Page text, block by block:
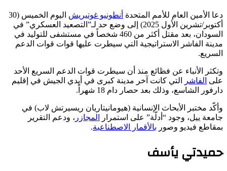
دعا الأمين العام للأمم المتحدة أنطونيو غوتيريش
اليوم الخميس (30
أكتوبر/تشرين الأول 2025) إلى وضع حد لـ”التصعيد العسكري” في
السودان، بعد مقتل أكثر من 460 شخصاً في مستشفى للتوليد في
مدينة الفاشر الاستراتيجية التي سيطرت عليها قوات قوات الدعم
السريع.
وتكثر الأنباء عن فظائع منذ أن سيطرت قوات الدعم السريع الأحد
على الفاشر
التي كانت آخر مدينة كبرى في أيدي الجيش في إقليم
دارفور الشاسع، وذلك بعد حصار دام 18 شهراً.
وأكّد مختبر الأبحاث الإنسانية (هيومانيتاريان ريسيرتش لاب) في
جامعة ييل، وجود “أدلّة” على استمرار
المجازر ، ودعم التقرير
بمقاطع فيديو وصور بالأقمار الاصطناعية.
حميدتي يأسف